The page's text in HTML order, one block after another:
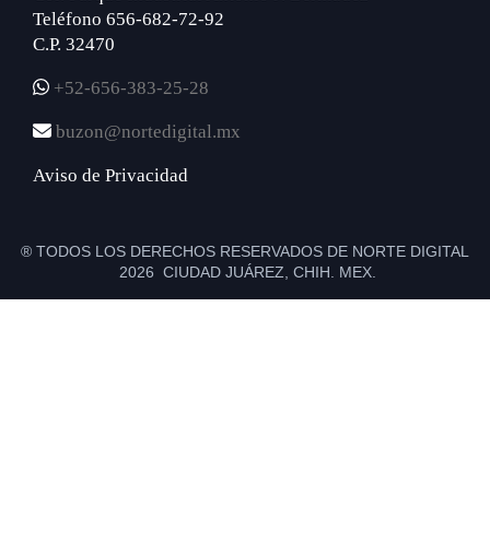
Teléfono 656-682-72-92
C.P. 32470
+52-656-383-25-28
buzon@nortedigital.mx
Aviso de Privacidad
® TODOS LOS DERECHOS RESERVADOS DE NORTE DIGITAL
2026 CIUDAD JUÁREZ, CHIH. MEX.